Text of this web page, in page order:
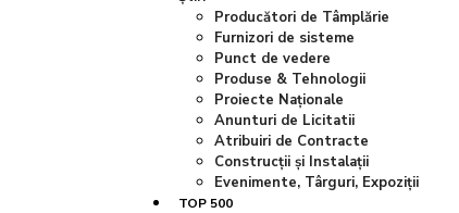
Producători de Tâmplărie
Furnizori de sisteme
Punct de vedere
Produse & Tehnologii
Proiecte Naționale
Anunturi de Licitatii
Atribuiri de Contracte
Construcții și Instalații
Evenimente, Târguri, Expoziții
TOP 500